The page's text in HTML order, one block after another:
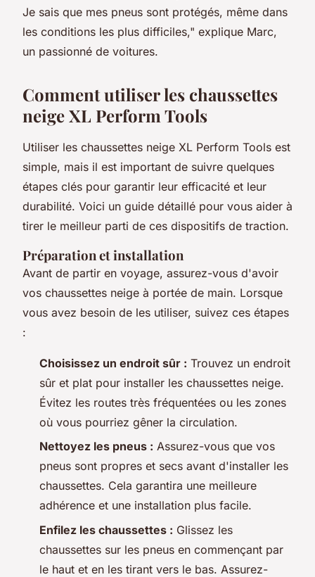
Je sais que mes pneus sont protégés, même dans
les conditions les plus difficiles," explique Marc,
un passionné de voitures.
Comment utiliser les chaussettes
neige XL Perform Tools
Utiliser les chaussettes neige XL Perform Tools est
simple, mais il est important de suivre quelques
étapes clés pour garantir leur efficacité et leur
durabilité. Voici un guide détaillé pour vous aider à
tirer le meilleur parti de ces dispositifs de traction.
Préparation et installation
Avant de partir en voyage, assurez-vous d'avoir
vos chaussettes neige à portée de main. Lorsque
vous avez besoin de les utiliser, suivez ces étapes
:
Choisissez un endroit sûr : Trouvez un endroit
sûr et plat pour installer les chaussettes neige.
Évitez les routes très fréquentées ou les zones
où vous pourriez gêner la circulation.
Nettoyez les pneus : Assurez-vous que vos
pneus sont propres et secs avant d'installer les
chaussettes. Cela garantira une meilleure
adhérence et une installation plus facile.
Enfilez les chaussettes : Glissez les
chaussettes sur les pneus en commençant par
le haut et en les tirant vers le bas. Assurez-